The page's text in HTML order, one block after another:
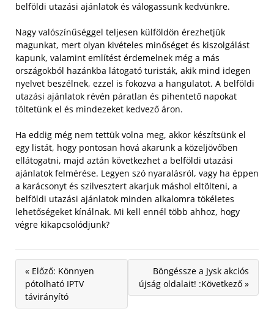
belföldi utazási ajánlatok és válogassunk kedvünkre.
Nagy valószínűséggel teljesen külföldön érezhetjük
magunkat, mert olyan kivételes minőséget és kiszolgálást
kapunk, valamint említést érdemelnek még a más
országokból hazánkba látogató turisták, akik mind idegen
nyelvet beszélnek, ezzel is fokozva a hangulatot. A belföldi
utazási ajánlatok révén páratlan és pihentető napokat
töltetünk el és mindezeket kedvező áron.
Ha eddig még nem tettük volna meg, akkor készítsünk el
egy listát, hogy pontosan hová akarunk a közeljövőben
ellátogatni, majd aztán következhet a belföldi utazási
ajánlatok felmérése. Legyen szó nyaralásról, vagy ha éppen
a karácsonyt és szilvesztert akarjuk máshol eltölteni, a
belföldi utazási ajánlatok minden alkalomra tökéletes
lehetőségeket kínálnak. Mi kell ennél több ahhoz, hogy
végre kikapcsolódjunk?
« Előző: Könnyen
pótolható IPTV
távirányító
Böngéssze a Jysk akciós
újság oldalait! :Következő »